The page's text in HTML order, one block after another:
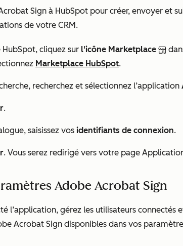
Sign à HubSpot pour créer, envoyer et
de votre CRM.
cliquez sur l'icône Marketplace
Marketplace HubSpot.
recherchez et sélectionnez l’application
.
saisissez vos identifiants de connexion.
. Vous serez redirigé vers votre page
Adobe Acrobat Sign
l’application, gérez les utilisateurs connectés
Acrobat Sign disponibles dans vos